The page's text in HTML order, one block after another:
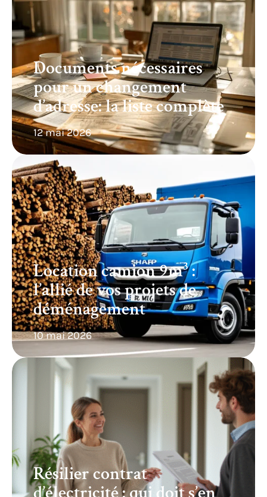
Documents nécessaires
pour un changement
d’adresse: la liste complète
12 mai 2026
Location camion 9m³ :
l’allié de vos projets de
déménagement
10 mai 2026
Résilier contrat